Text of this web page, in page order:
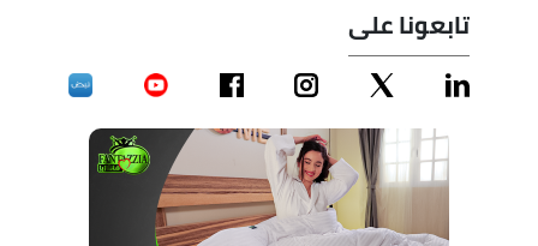
تابعونا على